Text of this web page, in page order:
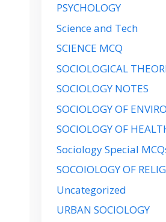
PSYCHOLOGY
Science and Tech
SCIENCE MCQ
SOCIOLOGICAL
SOCIOLOGY NOTES
SOCIOLOGY OF
SOCIOLOGY OF
Sociology Special
SOCOIOLOGY OF
Uncategorized
URBAN SOCIOLOGY